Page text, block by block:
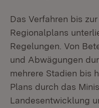
Das Verfahren bis
Regionalplans
Regelungen. Von
und Abwägungen
mehrere Stadien bis
Plans durch das
Landesentwicklung